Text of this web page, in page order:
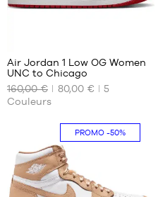
NOS
TAILLES
DISPONIBLES
38
Air Jordan 1 Low OG Women
UNC to Chicago
160,00 €
80,00 €
5
Couleurs
PROMO-50%